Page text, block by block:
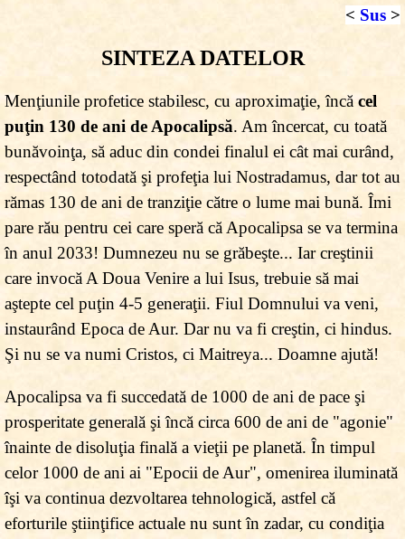
< Sus >
SINTEZA DATELOR
Menţiunile profetice stabilesc, cu aproximaţie, încă cel
puţin 130 de ani de Apocalipsă. Am încercat, cu toată
bunăvoinţa, să aduc din condei finalul ei cât mai curând,
respectând totodată şi profeţia lui Nostradamus, dar tot au
rămas 130 de ani de tranziţie către o lume mai bună. Îmi
pare rău pentru cei care speră că Apocalipsa se va termina
în anul 2033! Dumnezeu nu se grăbeşte... Iar creştinii
care invocă A Doua Venire a lui Isus, trebuie să mai
aştepte cel puţin 4-5 generaţii. Fiul Domnului va veni,
instaurând Epoca de Aur. Dar nu va fi creştin, ci hindus.
Şi nu se va numi Cristos, ci Maitreya... Doamne ajută!
Apocalipsa va fi succedată de 1000 de ani de pace şi
prosperitate generală şi încă circa 600 de ani de "agonie"
înainte de disoluţia finală a vieţii pe planetă. În timpul
celor 1000 de ani ai "Epocii de Aur", omenirea iluminată
îşi va continua dezvoltarea tehnologică, astfel că
eforturile ştiinţifice actuale nu sunt în zadar, cu condiţia